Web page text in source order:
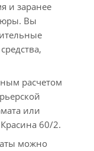
и заранее
Вы
расчетом
или
60/2.
можно